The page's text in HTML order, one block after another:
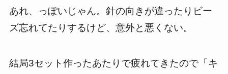
あれ、っぽいじゃん。針の向きが違ったりビー
ズ忘れてたりするけど、意外と悪くない。
結局3セット作ったあたりで疲れてきたので「キ